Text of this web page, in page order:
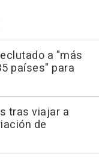
a "más
países" para
tras viajar a
de